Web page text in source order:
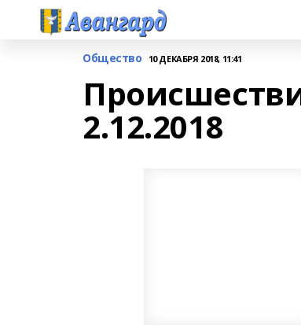
Общество 10 ДЕКАБРЯ 2018, 11:41
2.12.2018